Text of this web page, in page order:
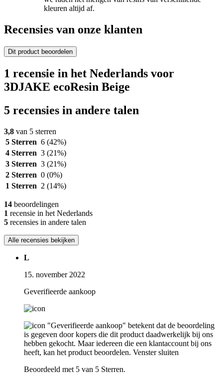
kleuren altijd af.
Recensies van onze klanten
Dit product beoordelen
1 recensie in het Nederlands voor
3DJAKE ecoResin Beige
5 recensies in andere talen
3,8 van 5 sterren
5 Sterren 6 (42%)
4 Sterren 3 (21%)
3 Sterren 3 (21%)
2 Sterren 0 (0%)
1 Sterren 2 (14%)
14 beoordelingen
1 recensie in het Nederlands
5 recensies in andere talen
Alle recensies bekijken
L
15. november 2022
Geverifieerde aankoop
"Geverifieerde aankoop" betekent dat de beoordeling
is gegeven door kopers die dit product daadwerkelijk bij ons
hebben gekocht. Maar iedereen die een klantaccount bij ons
heeft, kan het product beoordelen. Venster sluiten
Beoordeeld met 5 van 5 Sterren.